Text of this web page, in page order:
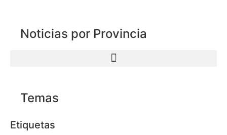
Noticias por Provincia
Temas
Etiquetas